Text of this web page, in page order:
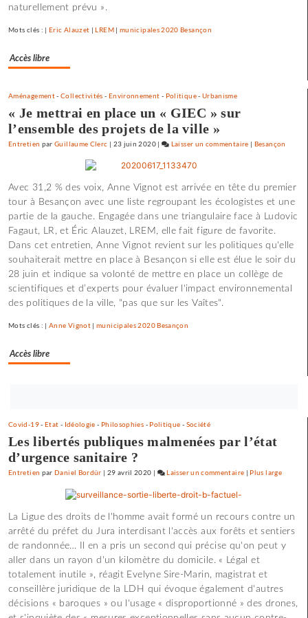
naturellement prévu ».
Mots clés : |Eric Alauzet |LREM|municipales 2020 Besançon
Accès libre
Aménagement-Collectivités - Environnement - Politique- Urbanisme
« Je mettrai en place un « GIEC » sur
l’ensemble des projets de la ville »
Entretien parGuillaume Clerc | 23 juin 2020| Laisser un commentaire on
:
«
J’aime
les
films
où
y
| Besançon
Avec 31,2 % des voix, Anne Vignot est arrivée en tête du premier
tour à Besançon avec une liste regroupant les écologistes et une
partie de la gauche. Engagée dans une triangulaire face à Ludovic
Fagaut, LR, et Éric Alauzet, LREM, elle fait figure de favorite.
Dans cet entretien, Anne Vignot revient sur les politiques qu'elle
souhaiterait mettre en place à Besançon si elle est élue le soir du
28 juin et indique sa volonté de mettre en place un collège de
scientifiques et d’experts pour évaluer l'impact environnemental
des politiques de la ville, "pas que sur les Vaîtes".
Mots clés : |Anne Vignot |municipales 2020 Besançon
Accès libre
vous
maintenant
Covid-19- Etat - Idéologie - Philosophies - Politique - Société
Les libertés publiques malmenées par l’état
d’urgence sanitaire ?
Entretien par Daniel Bordür 29 avril 2020 Laisser un commentaire on
:
«
J’aime
les
films
où
il
Plus large
La Ligue des droits de l'homme avait formé un recours contre un
arrêté du préfet du Jura interdisant l'accès aux forêts et sentiers
de randonnée… Il en a pris un second qui précise qu'on peut y
aller dans un rayon d'un kilomètre du domicile. « Légal et
totalement inutile », réagit Evelyne Sire-Marin, magistrat et
conseillère juridique de la LDH qui évoque également d'autres
décisions « baroques » ou l'usage « disproportionné » des drones,